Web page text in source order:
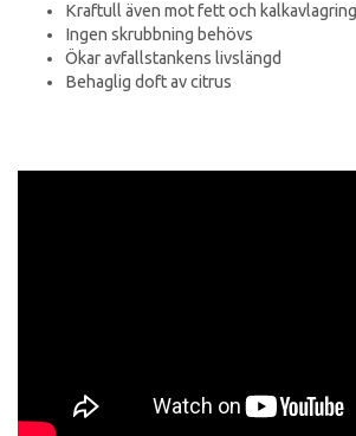
Kraftull även mot fett och
Ingen skrubbning behövs
Ökar avfallstankens livslängd
Behaglig doft av citrus